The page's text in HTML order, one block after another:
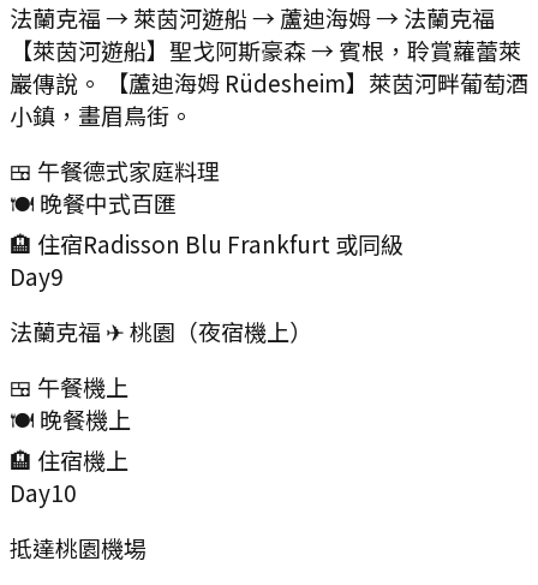
法蘭克福 → 萊茵河遊船 → 蘆迪海姆 → 法蘭克福
【萊茵河遊船】聖戈阿斯豪森 → 賓根，聆賞蘿蕾萊
巖傳說。 【蘆迪海姆 Rüdesheim】萊茵河畔葡萄酒
小鎮，畫眉鳥街。
🍱 午餐德式家庭料理
🍽️ 晚餐中式百匯
🏨 住宿Radisson Blu Frankfurt 或同級
Day9
法蘭克福 ✈ 桃園（夜宿機上）
🍱 午餐機上
🍽️ 晚餐機上
🏨 住宿機上
Day10
抵達桃園機場